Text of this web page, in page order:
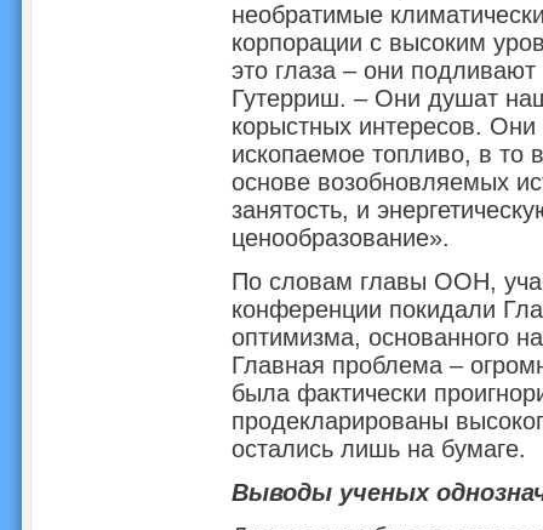
необратимые
корпорации с высоким
это глаза – они
Гутерриш. – Они душат
корыстных интересов.
ископаемое топливо, в
основе возобновляемых
занятость, и
ценообразование».
По словам главы ООН,
конференции покидали
оптимизма, основанного
Главная проблема –
была фактически
продекларированы
остались лишь на бумаге.
Выводы ученых